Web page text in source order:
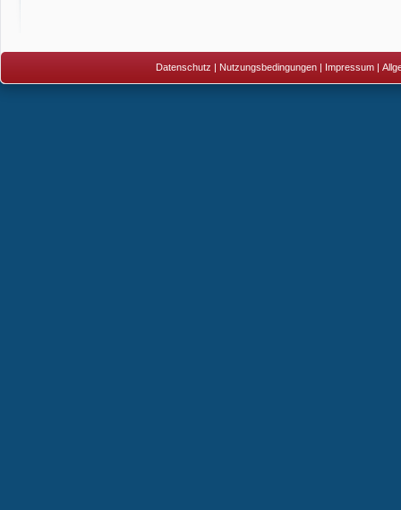
Datenschutz | Nutzungsbedingungen | Impressum |